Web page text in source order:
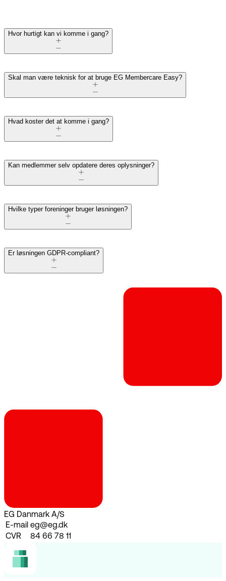
Hvor hurtigt kan vi komme i gang?
Skal man være teknisk for at bruge EG Membercare Easy?
Hvad koster det at komme i gang?
Kan medlemmer selv opdatere deres oplysninger?
Hvilke typer foreninger bruger løsningen?
Er løsningen GDPR-compliant?
EG Danmark A/S
E-mail eg@eg.dk
CVR
84 66 78 11